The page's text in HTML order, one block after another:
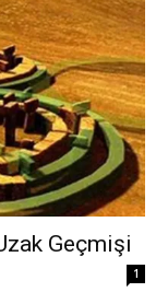
Geçmişi
1